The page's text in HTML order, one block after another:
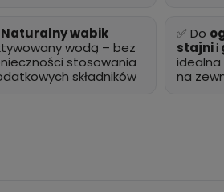
Naturalny wabik
wodą – bez
stosowania
składników
✅ Do
stajnii
idealna
na